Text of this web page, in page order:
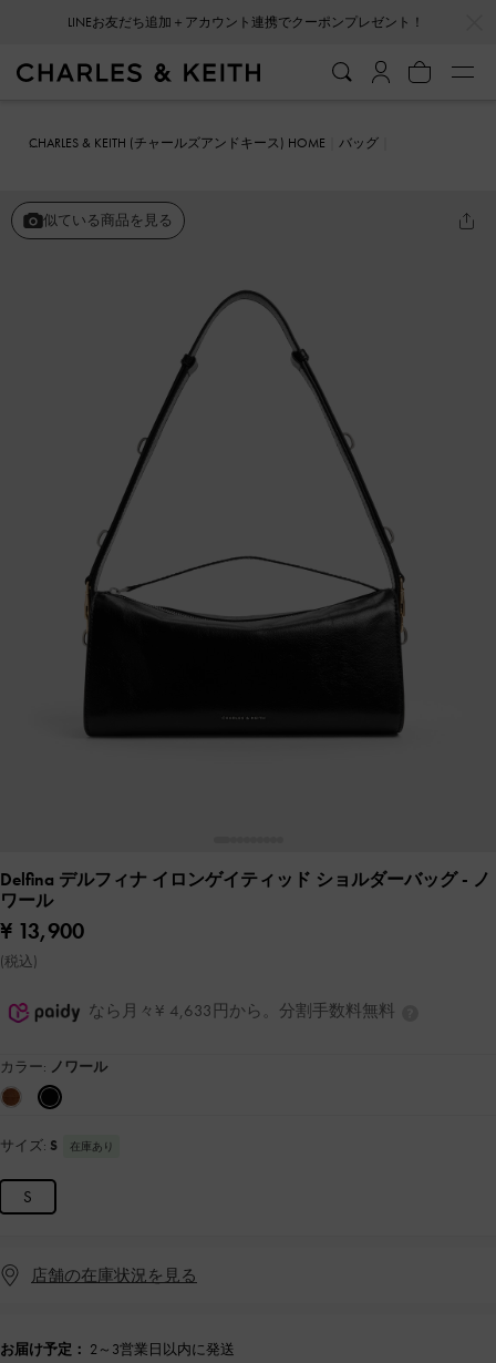
LINEお友だち追加＋アカウント連携でクーポンプレゼント！
CHARLES & KEITH (チャールズアンドキース) HOME
バッグ
似ている商品を見る
Delfina デルフィナ イロンゲイティッド ショルダーバッグ- ノ
ワール
¥ 13,900
(税込)
なら月々¥ 4,633円から。分割手数料無料
カラー: ノワール
サイズ: S 在庫あり
S
店舗の在庫状況を見る
お届け予定： 2～3営業日以内に発送